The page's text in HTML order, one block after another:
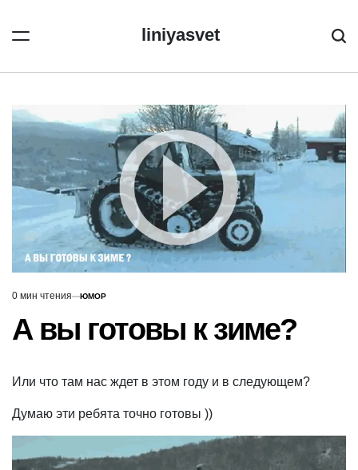
liniyasvet
Расчётное
время
чтения
0 мин чтения
ОПУБЛИКОВАНО
ЮМОР
А вы готовы к зиме?
Или что там нас ждет в этом году и в следующем?
Думаю эти ребята точно готовы ))